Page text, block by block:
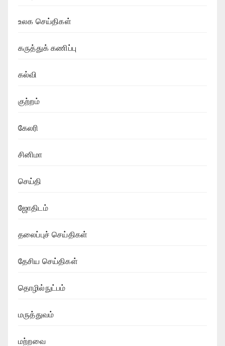
உலக செய்திகள்
கருத்துக் கணிப்பு
கல்வி
குற்றம்
கேலரி
சினிமா
செய்தி
ஜோதிடம்
தலைப்புச் செய்திகள்
தேசிய செய்திகள்
தொழில்நுட்பம்
மருத்துவம்
மற்றவை